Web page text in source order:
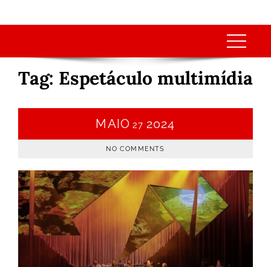
Tag: Espetáculo multimídia
MAIO 27 2024
NO COMMENTS